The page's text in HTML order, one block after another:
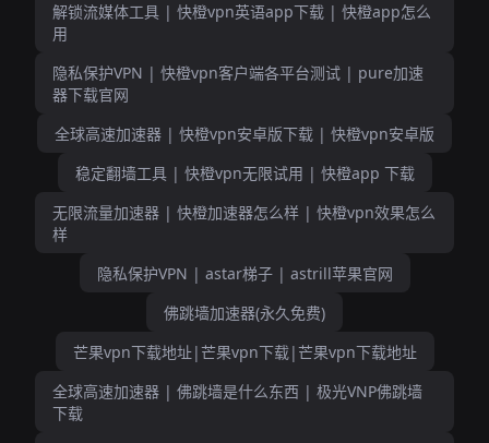
解锁流媒体工具 | 快橙vpn英语app下载 | 快橙app怎么
用
隐私保护VPN | 快橙vpn客户端各平台测试 | pure加速
器下载官网
全球高速加速器 | 快橙vpn安卓版下载 | 快橙vpn安卓版
稳定翻墙工具 | 快橙vpn无限试用 | 快橙app 下载
无限流量加速器 | 快橙加速器怎么样 | 快橙vpn效果怎么
样
隐私保护VPN | astar梯子 | astrill苹果官网
佛跳墙加速器(永久免费)
芒果vpn下载地址|芒果vpn下载|芒果vpn下载地址
全球高速加速器 | 佛跳墙是什么东西 | 极光VNP佛跳墙
下载